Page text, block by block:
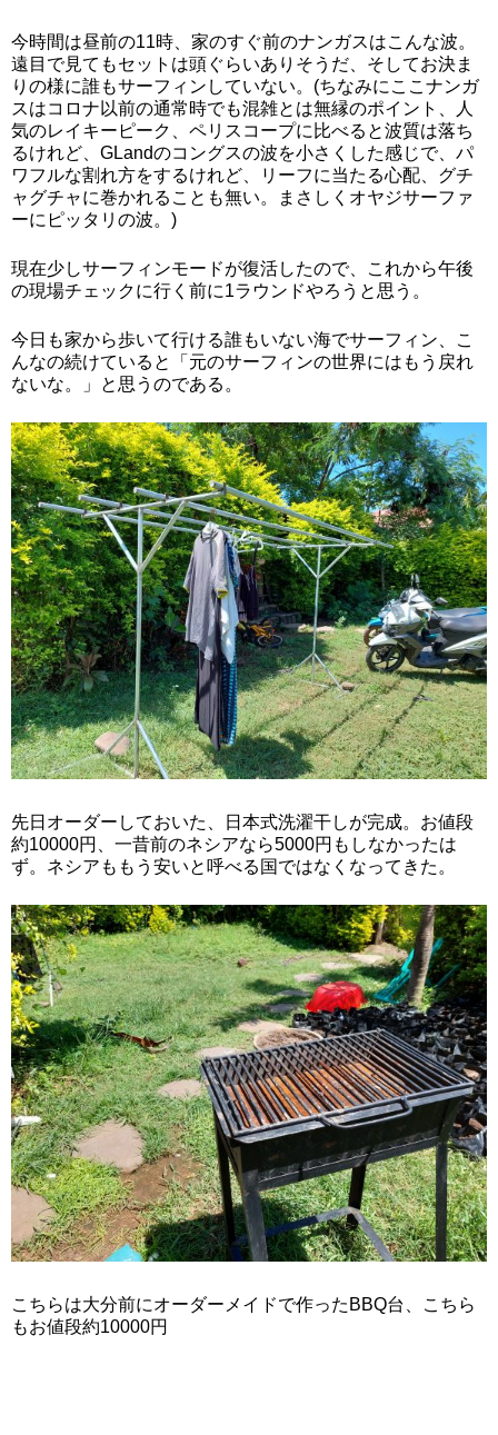
今時間は昼前の11時、家のすぐ前のナンガスはこんな波。
遠目で見てもセットは頭ぐらいありそうだ、そしてお決ま
りの様に誰もサーフィンしていない。(ちなみにここナンガ
スはコロナ以前の通常時でも混雑とは無縁のポイント、人
気のレイキーピーク、ペリスコープに比べると波質は落ち
るけれど、GLandのコングスの波を小さくした感じで、パ
ワフルな割れ方をするけれど、リーフに当たる心配、グチ
ャグチャに巻かれることも無い。まさしくオヤジサーファ
ーにピッタリの波。)
現在少しサーフィンモードが復活したので、これから午後
の現場チェックに行く前に1ラウンドやろうと思う。
今日も家から歩いて行ける誰もいない海でサーフィン、こ
んなの続けていると「元のサーフィンの世界にはもう戻れ
ないな。」と思うのである。
先日オーダーしておいた、日本式洗濯干しが完成。お値段
約10000円、一昔前のネシアなら5000円もしなかったは
ず。ネシアももう安いと呼べる国ではなくなってきた。
こちらは大分前にオーダーメイドで作ったBBQ台、こちら
もお値段約10000円